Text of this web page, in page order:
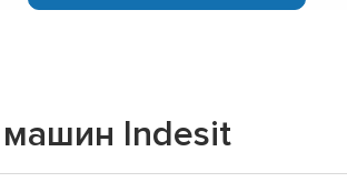
машин Indesit